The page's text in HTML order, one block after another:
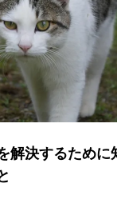
解決するために